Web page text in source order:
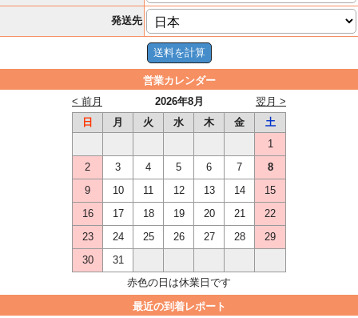
発送先
営業カレンダー
2026年8月
< 前月
翌月 >
日
月 火 水 木 金
土
1
2
3 4 5 6 7
8
9
10 11 12 13 14
15
16
17 18 19 20 21
22
23
24 25 26 27 28
29
30
31
赤色の日は休業日です
最近の到着レポート